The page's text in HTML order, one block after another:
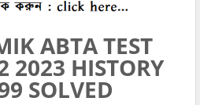
ABTA TEST
2023 HISTORY
SOLVED